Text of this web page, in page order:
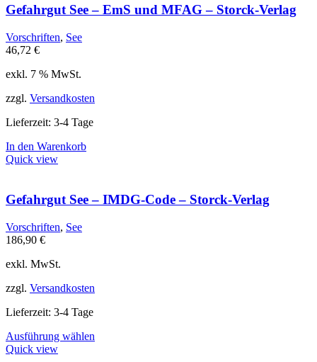
Varianten
Gefahrgut See – EmS und MFAG – Storck-Verlag
Vorschriften, See
46,72 €
exkl. 7 % MwSt.
zzgl. Versandkosten
Lieferzeit: 3-4 Tage
In den Warenkorb
Quick view
Gefahrgut See – IMDG-Code – Storck-Verlag
Vorschriften, See
186,90 €
exkl. MwSt.
zzgl. Versandkosten
Lieferzeit: 3-4 Tage
Ausführung wählen
Quick view